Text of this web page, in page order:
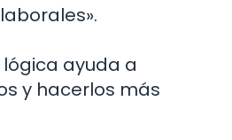
ayuda a
y hacerlos más